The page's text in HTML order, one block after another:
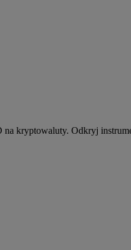
kryptowaluty. Odkryj